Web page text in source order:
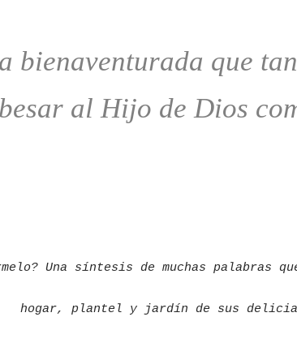
bienaventurada que
al Hijo de Dios
Una síntesis de muchas palabras
hogar, plantel y jardín de sus